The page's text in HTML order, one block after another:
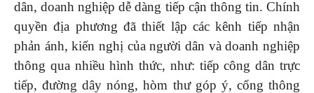
dân, doanh nghiệp dễ dàng tiếp cận thông tin. Chính
quyền địa phương đã thiết lập các kênh tiếp nhận
phản ánh, kiến nghị của người dân và doanh nghiệp
thông qua nhiều hình thức, như: tiếp công dân trực
tiếp, đường dây nóng, hòm thư góp ý, cổng thông